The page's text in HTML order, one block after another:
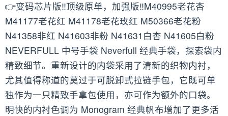
👉变码芯片版‼️顶级原单，加强版‼️M40995老花杏
M41177老花红 M41178老花玫红 M50366老花粉
N41358非红 N41603非粉 N41631白杏 N41605白粉
NEVERFULL 中号手袋 Neverfull 经典手袋，探索袋内
精致细节。重新设计的内袋采用了清新的织物内衬，
尤其值得称道的莫过于可脱卸式拉链手包，它既可单
独作为一只精致手拿包使用，亦可作为额外的口袋。
明快的内衬色调为 Monogram 经典帆布增加了更多活